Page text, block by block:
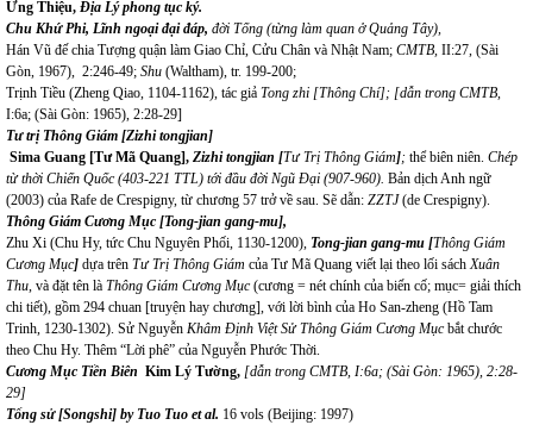
Ứng Thiệu, Địa Lý phong tục ký.
Chu Khứ Phi, Lĩnh ngoại đại đáp, đời Tống (từng làm quan ở Quảng Tây),
Hán Vũ đế chia Tượng quận làm Giao Chỉ, Cửu Chân và Nhật Nam; CMTB, II:27, (Sài
Gòn, 1967), 2:246-49; Shu (Waltham), tr. 199-200;
Trịnh Tiều (Zheng Qiao, 1104-1162), tác giả Tong zhi [Thông Chí]; [dẫn trong CMTB,
I:6a; (Sài Gòn: 1965), 2:28-29]
Tư trị Thông Giám [Zizhi tongjian]
Sima Guang [Tư Mã Quang], Zizhi tongjian [Tư Trị Thông Giám]; thể biên niên. Chép
từ thời Chiến Quốc (403-221 TTL) tới đầu đời Ngũ Đại (907-960). Bản dịch Anh ngữ
(2003) của Rafe de Crespigny, từ chương 57 trở về sau. Sẽ dẫn: ZZTJ(de Crespigny).
Thông Giám Cương Mục [Tong-jian gang-mu],
Zhu Xi (Chu Hy, tức Chu Nguyên Phối, 1130-1200), Tong-jian gang-mu [Thông Giám
Cương Mục] dựa trên Tư Trị Thông Giám của Tư Mã Quang viết lại theo lối sáchXuân
Thu, và đặt tên là Thông Giám Cương Mục(cương = nét chính của biến cố; mục= giải thích
chi tiết), gồm 294 chuan [truyện hay chương], với lời bình của Ho San-zheng (Hồ Tam
Trinh, 1230-1302). Sử Nguyễn Khâm Định Việt Sử Thông Giám Cương Mụcbắt chước
theo Chu Hy. Thêm “Lời phê” của Nguyễn Phước Thời.
Cương Mục Tiền Biên Kim Lý Tường, [dẫn trong CMTB, I:6a; (Sài Gòn: 1965), 2:28-
29]
Tống sử [Songshi] by Tuo Tuo et al. 16 vols (Beijing: 1997)